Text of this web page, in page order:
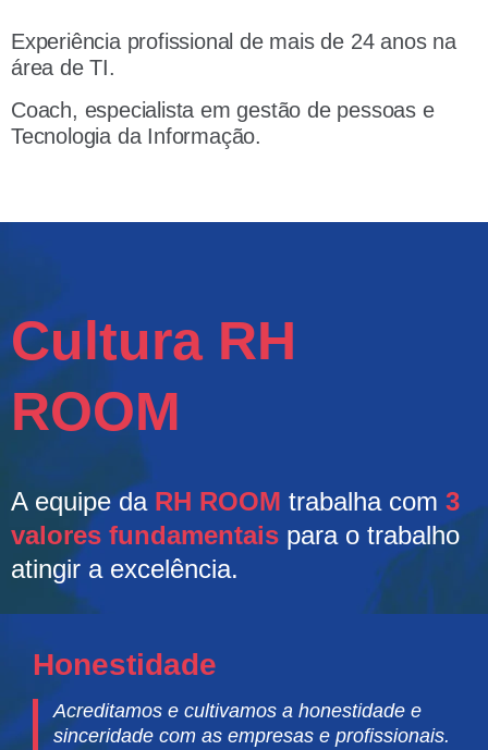
Experiência profissional de mais de 24 anos na
área de TI.
Coach, especialista em gestão de pessoas e
Tecnologia da Informação.
Cultura RH
ROOM
A equipe da RH ROOM trabalha com 3
valores fundamentais para o trabalho
atingir a excelência.
Honestidade
Acreditamos e cultivamos a honestidade e
sinceridade com as empresas e profissionais.